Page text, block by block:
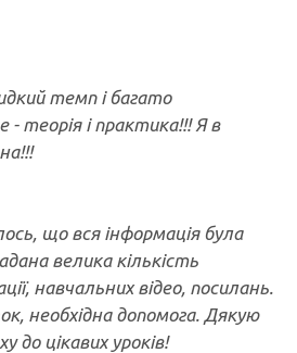
темп і багато
- теорія і практика!!! Я в
що вся інформація була
велика кількість
навчальних відео, посилань.
необхідна допомога. Дякую
до цікавих уроків!